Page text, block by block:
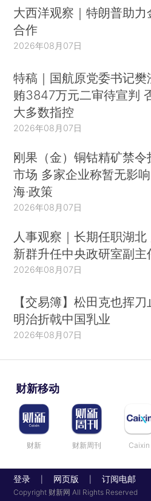
大西洋观察｜特朗普助力
合作
2026年08月07日
特稿｜国航原党委书记樊
贿3847万元二审待宣判
大多数指控
2026年08月07日
刚果（金）铜钴精矿禁令
市场 多家企业称暂无影
海·政策
2026年08月07日
人事观察｜长期任职湖北
新群升任中央政研室副主
2026年08月07日
【交易簿】松田克也挥刀
明治折戟中国乳业
2026年08月07日
财新移动
财新 财新周刊 Caixin
登录 网页版 订阅电邮
Copyright 财新网 All Rights Reserved